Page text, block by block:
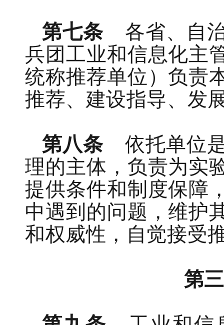
第七条
各省、自
兵团工业和信息化主
统称推荐单位） 负责
推荐、建设指导、发
第八条
依托单位
理的主体，负责为实
提供条件和制度保障
中遇到的问题 ，维护
和权威性 ， 自觉接受
第